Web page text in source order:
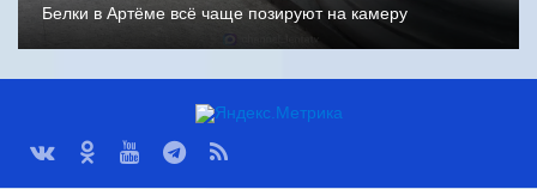
Белки в Артёме всё чаще позируют на камеру